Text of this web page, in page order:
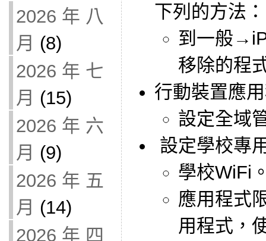
2026 年 八
月 (8)
2026 年 七
月 (15)
2026 年 六
月 (9)
2026 年 五
月 (14)
2026 年 四
下列的方法：
到一般
移除的程
行動裝置應
設定全域
設定學校專
學校WiFi
應用程式
用程式，